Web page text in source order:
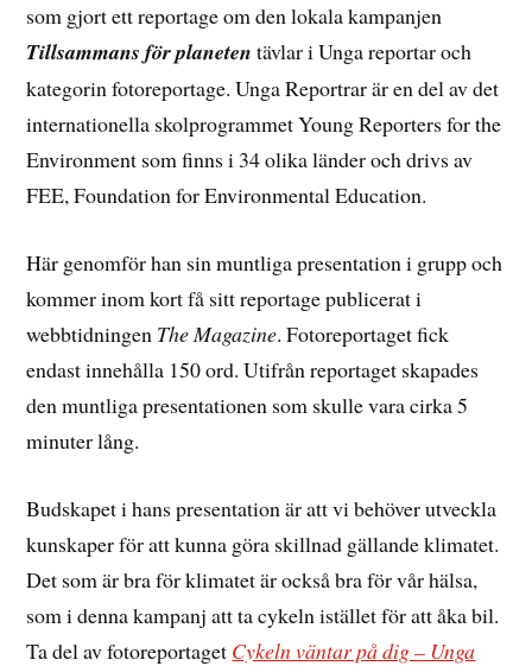
som gjort ett reportage om den lokala kampanjen
Tillsammans för planeten tävlar i Unga reportar och
kategorin fotoreportage. Unga Reportrar är en del av det
internationella skolprogrammet Young Reporters for the
Environment som finns i 34 olika länder och drivs av
FEE, Foundation for Environmental Education.
Här genomför han sin muntliga presentation i grupp och
kommer inom kort få sitt reportage publicerat i
webbtidningen The Magazine. Fotoreportaget fick
endast innehålla 150 ord. Utifrån reportaget skapades
den muntliga presentationen som skulle vara cirka 5
minuter lång.
Budskapet i hans presentation är att vi behöver utveckla
kunskaper för att kunna göra skillnad gällande klimatet.
Det som är bra för klimatet är också bra för vår hälsa,
som i denna kampanj att ta cykeln istället för att åka bil.
Ta del av fotoreportaget Cykeln väntar på dig – Unga